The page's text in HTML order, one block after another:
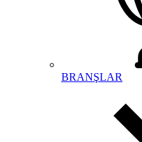
BRANŞLAR